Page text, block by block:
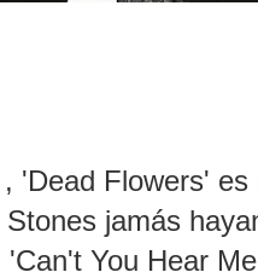
'Dead Flowers'
jamás
You Hear